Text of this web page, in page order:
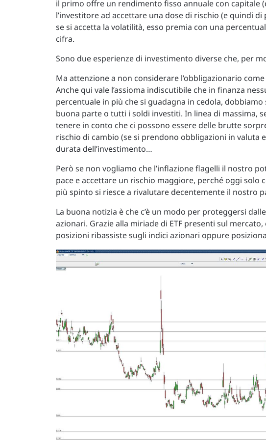
il primo offre un rendimento fisso annuale con capitale
l’investitore ad accettare una dose di rischio (e quindi
se si accetta la volatilità, esso premia con una
cifra.
Sono due esperienze di investimento diverse che, per
Ma attenzione a non considerare l’obbligazionario
Anche qui vale l’assioma indiscutibile che in finanza
percentuale in più che si guadagna in cedola,
buona parte o tutti i soldi investiti. In linea di massima,
tenere in conto che ci possono essere delle brutte
rischio di cambio (se si prendono obbligazioni in valuta
durata dell’investimento…
Però se non vogliamo che l’inflazione flagelli il nostro
pace e accettare un rischio maggiore, perché oggi solo
più spinto si riesce a rivalutare decentemente il nostro
La buona notizia è che c’è un modo per proteggersi
azionari. Grazie alla miriade di ETF presenti sul
posizioni ribassiste sugli indici azionari oppure